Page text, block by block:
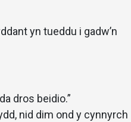
yn tueddu i gadw’n
dros beidio.”
nid dim ond y cynnyrch